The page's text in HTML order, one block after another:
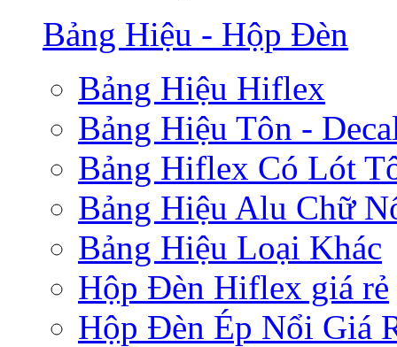
Bảng Hiệu - Hộp Đèn
Bảng Hiệu Hiflex
Bảng Hiệu Tôn -
Bảng Hiflex Có Lót
Bảng Hiệu Alu Chữ
Bảng Hiệu Loại Khác
Hộp Đèn Hiflex giá rẻ
Hộp Đèn Ép Nổi Giá